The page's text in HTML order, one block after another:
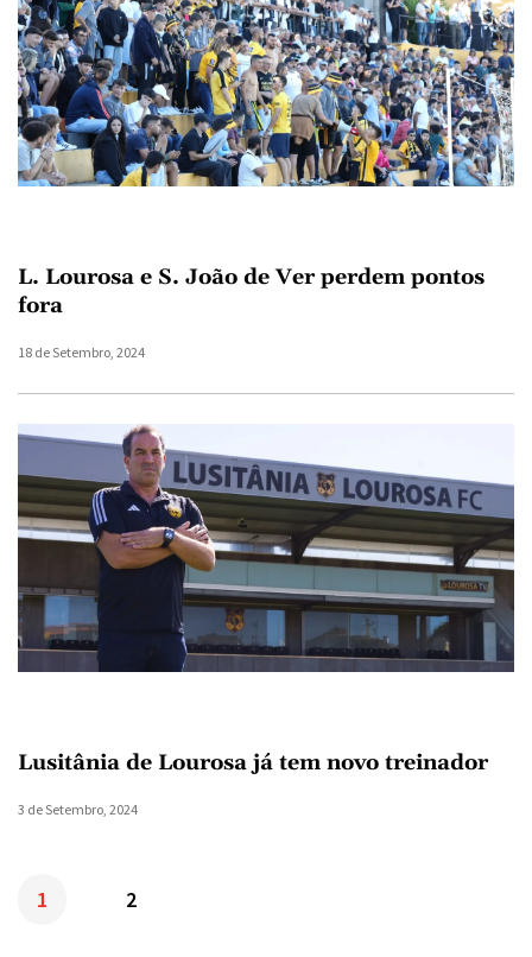
L. Lourosa e S. João de Ver perdem pontos
fora
18 de Setembro, 2024
Lusitânia de Lourosa já tem novo treinador
3 de Setembro, 2024
1 2